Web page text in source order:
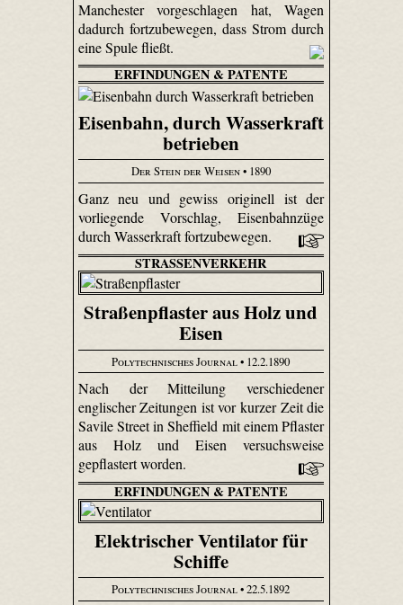
Manchester vorgeschlagen hat, Wagen
dadurch fortzubewegen, dass Strom durch
eine Spule fließt.
ERFINDUNGEN & PATENTE
Eisenbahn, durch Wasserkraft
betrieben
Der Stein der Weisen• 1890
Ganz neu und gewiss originell ist der
vorliegende Vorschlag, Eisenbahnzüge
durch Wasserkraft fortzubewegen.
STRASSENVERKEHR
Straßenpflaster aus Holz und
Eisen
Polytechnisches Journal• 12.2.1890
Nach der Mitteilung verschiedener
englischer Zeitungen ist vor kurzer Zeit die
Savile Street in Sheffield mit einem Pflaster
aus Holz und Eisen versuchsweise
gepflastert worden.
ERFINDUNGEN & PATENTE
Elektrischer Ventilator für
Schiffe
Polytechnisches Journal• 22.5.1892